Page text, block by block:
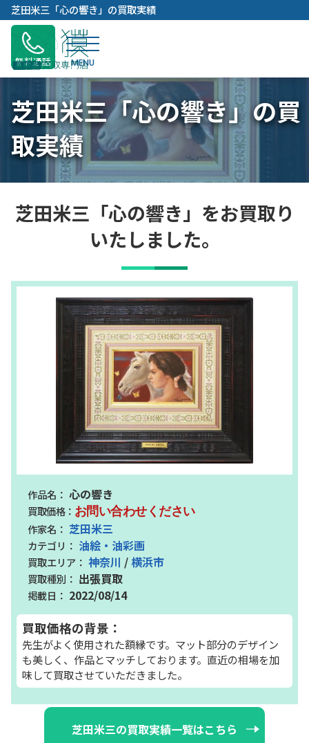
内
容
キ
ッ
プ
芝田米三「心の響き」の買取実績
無料通話
芝田米三「心の響き」の買
取実績
芝田米三「心の響き」をお買取り
いたしました。
心の響き
お問い合わせください
芝田米三
油絵・油彩画
神奈川 / 横浜市
出張買取
2022/08/14
買取価格の背景：
先生がよく使用された額縁です。マット部分のデザイン
も美しく、作品とマッチしております。直近の相場を加
味して買取させていただきました。
芝田米三の買取実績一覧はこちら